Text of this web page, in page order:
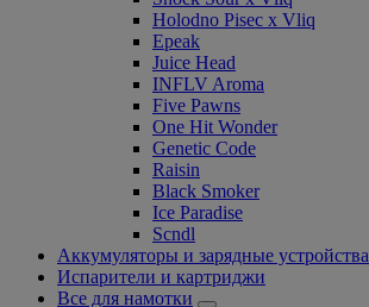
Holodno Pisec x Vliq
Epeak
Juice Head
INFLV Aroma
Five Pawns
One Hit Wonder
Genetic Code
Raisin
Black Smoker
Ice Paradise
Scndl
Аккумуляторы и зарядные устройства
Испарители и картриджи
Все для намотки